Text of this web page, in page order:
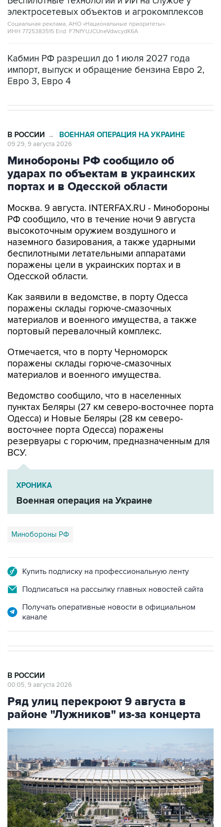
электросетевых объектов и агрокомплексов
Социальная реклама, АНО «Национальные приоритеты».
ИНН 7725383515 Erid: F7NfYUJCUneVdwcydK6A
Кабмин РФ разрешил до 1 июля 2027 года
импорт, выпуск и обращение бензина Евро 2,
Евро 3, Евро 4
В РОССИИ → ВОЕННАЯ ОПЕРАЦИЯ НА УКРАИНЕ
09:29, 9 августа 2026
Минобороны РФ сообщило об
ударах по объектам в украинских
портах и в Одесской области
Москва. 9 августа. INTERFAX.RU - Минобороны
РФ сообщило, что в течение ночи 9 августа
высокоточным оружием воздушного и
наземного базирования, а также ударными
беспилотными летательными аппаратами
поражены цели в украинских портах и в
Одесской области.
Как заявили в ведомстве, в порту Одесса
поражены склады горюче-смазочных
материалов и военного имущества, а также
портовый перевалочный комплекс.
Отмечается, что в порту Черноморск
поражены склады горюче-смазочных
материалов и военного имущества.
Ведомство сообщило, что в населенных
пунктах Беляры (27 км северо-восточнее порта
Одесса) и Новые Беляры (28 км северо-
восточнее порта Одесса) поражены
резервуары с горючим, предназначенным для
ВСУ.
ХРОНИКА
Военная операция на Украине
Минобороны РФ
Купить подписку на профессиональную ленту
Подписаться на рассылку главных новостей сайта
Получать оперативные новости в официальном
канале
В РОССИИ
00:05, 9 августа 2026
Ряд улиц перекроют 9 августа в
районе "Лужников" из-за концерта